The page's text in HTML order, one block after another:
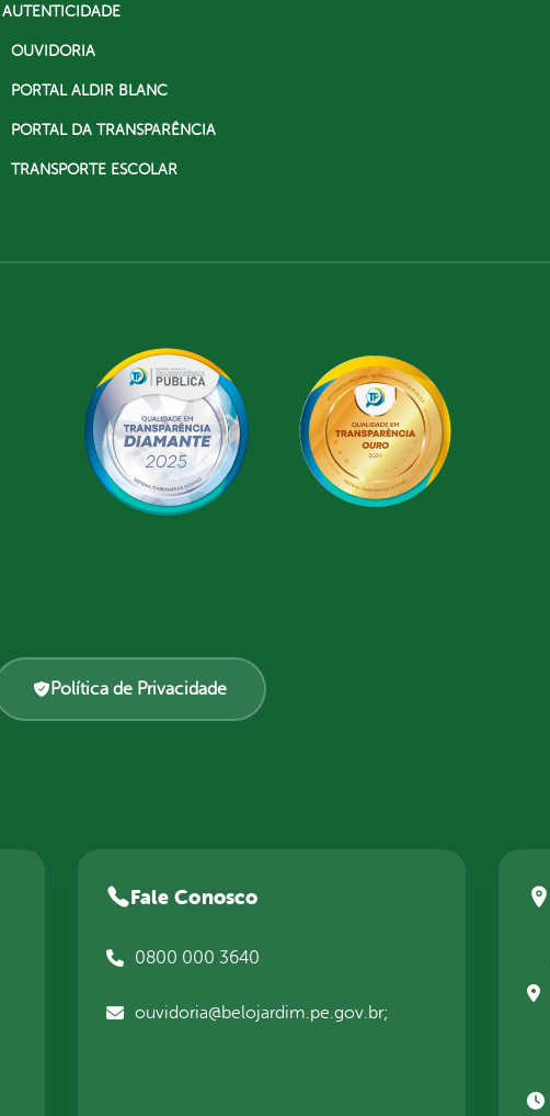
AUTENTICIDADE
OUVIDORIA
PORTAL ALDIR BLANC
PORTAL DA TRANSPARÊNCIA
TRANSPORTE ESCOLAR
Política de Privacidade
Fale Conosco
0800 000 3640
ouvidoria@belojardim.pe.gov.br;